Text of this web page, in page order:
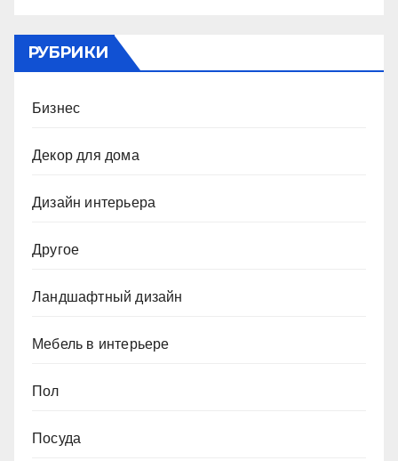
РУБРИКИ
Бизнес
Декор для дома
Дизайн интерьера
Другое
Ландшафтный дизайн
Мебель в интерьере
Пол
Посуда